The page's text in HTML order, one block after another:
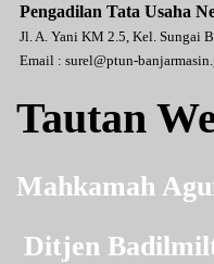
Pengadilan Tata Usaha
Jl. A. Yani KM 2.5, Kel. Sungai
Email : surel@ptun-
Tautan
Mahkamah
Ditjen